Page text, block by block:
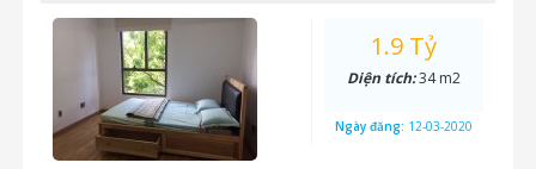
1.9 Tỷ
Diện tích:34 m2
Ngày đăng: 12-03-2020